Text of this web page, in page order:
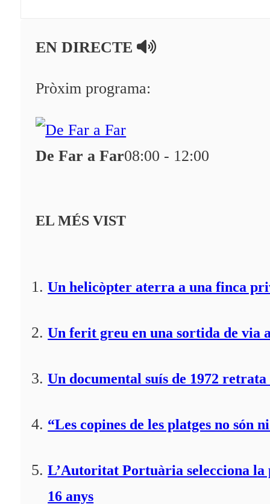
EN DIRECTE
Pròxim programa:
De Far a Far08:00 - 12:00
EL MÉS VIST
Un helicòpter aterra a una finca
Un ferit greu en una sortida de via
Un documental suís de 1972
“Les copines de les platges no
L’Autoritat Portuària selecciona
16 anys